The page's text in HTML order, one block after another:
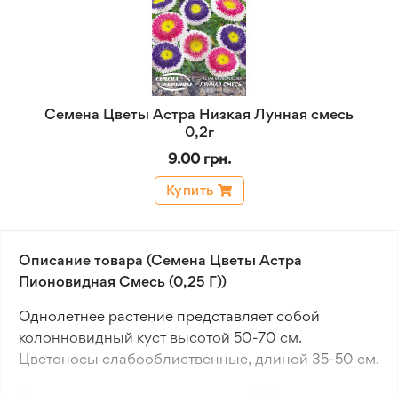
Семена Цветы Астра Низкая Лунная смесь
0,2г
9.00 грн.
Купить
Описание товара (Семена Цветы Астра
Пионовидная Смесь (0,25 Г))
Однолетнее растение представляет собой
колонновидный куст высотой 50-70 см.
Цветоносы слабооблиственные, длиной 35-50 см.